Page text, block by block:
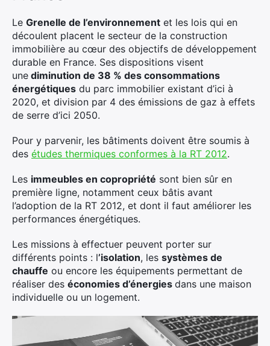
Le Grenelle de l’environnement et les lois qui en
découlent placent le secteur de la construction
immobilière au cœur des objectifs de développement
durable en France. Ses dispositions visent
une diminution de 38 % des consommations
énergétiques du parc immobilier existant d’ici à
2020, et division par 4 des émissions de gaz à effets
de serre d’ici 2050.
Pour y parvenir, les bâtiments doivent être soumis à
des études thermiques conformes à la RT 2012.
Les immeubles en copropriété sont bien sûr en
première ligne, notamment ceux bâtis avant
l’adoption de la RT 2012, et dont il faut améliorer les
performances énergétiques.
Les missions à effectuer peuvent porter sur
différents points : l’isolation, les systèmes de
chauffe ou encore les équipements permettant de
réaliser des économies d’énergies dans une maison
individuelle ou un logement.